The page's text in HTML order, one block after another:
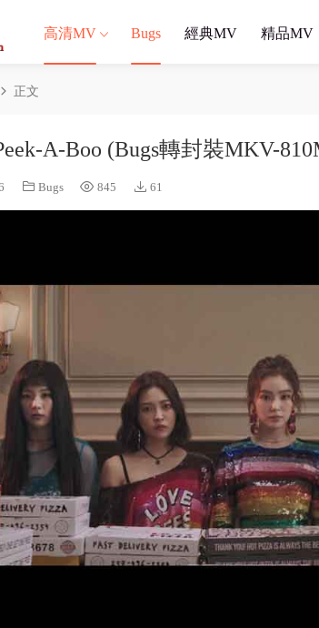
高清MV Bugs 經典MV 精品MV
正文
A-Boo (Bugs轉封裝MKV-
Bugs 845 61